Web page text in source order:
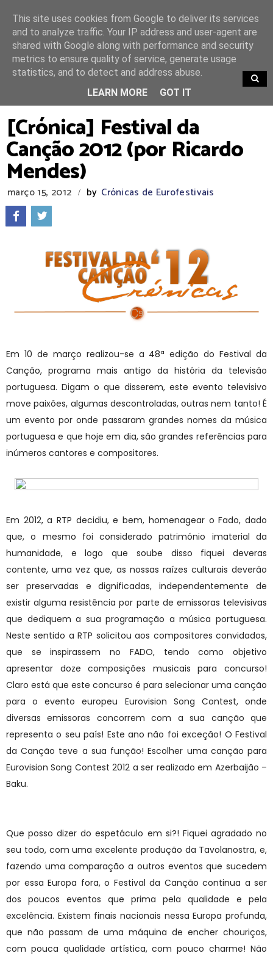
TRENDING
[Crónica] Festival da
Canção 2012 (por Ricardo
Mendes)
março 15, 2012 / by Crónicas de Eurofestivais
Em 10 de março realizou-se a 48ª edição do Festival da
Canção, programa mais antigo da história da televisão
portuguesa. Digam o que disserem, este evento televisivo
move paixões, algumas descontroladas, outras nem tanto! É
um evento por onde passaram grandes nomes da música
portuguesa e que hoje em dia, são grandes referências para
inúmeros cantores e compositores.
Em 2012, a RTP decidiu, e bem, homenagear o Fado, dado
que, o mesmo foi considerado património imaterial da
humanidade, e logo que soube disso fiquei deveras
contente, uma vez que, as nossas raízes culturais deverão
ser preservadas e dignificadas, independentemente de
existir alguma resistência por parte de emissoras televisivas
que dediquem a sua programação a música portuguesa.
Neste sentido a RTP solicitou aos compositores convidados,
que se inspirassem no FADO, tendo como objetivo
apresentar doze composições musicais para concurso!
Claro está que este concurso é para selecionar uma canção
para o evento europeu Eurovision Song Contest, onde
diversas emissoras concorrem com a sua canção que
representa o seu país! Este ano não foi exceção! O Festival
da Canção teve a sua função! Escolher uma canção para
Eurovision Song Contest 2012 a ser realizado em Azerbaijão –
Baku.
Que posso dizer do espetáculo em si?! Fiquei agradado no
seu todo, com uma excelente produção da Tavolanostra, e,
fazendo uma comparação a outros eventos que sucedem
por essa Europa fora, o Festival da Canção continua a ser
dos poucos eventos que prima pela qualidade e pela
excelência. Existem finais nacionais nessa Europa profunda,
que não passam de uma máquina de encher chouriços,
com pouca qualidade artística, com pouco charme! Não
This site uses cookies from Google to deliver its services
and to analyze traffic. Your IP address and user-agent are
shared with Google along with performance and security
metrics to ensure quality of service, generate usage
statistics, and to detect and address abuse.
LEARN MORE
GOT IT